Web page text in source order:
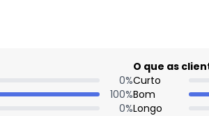
0%
100%
0%
O que as
Curto
Bom
Longo